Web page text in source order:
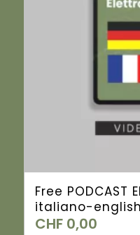
Free
italiano-
CHF0,00